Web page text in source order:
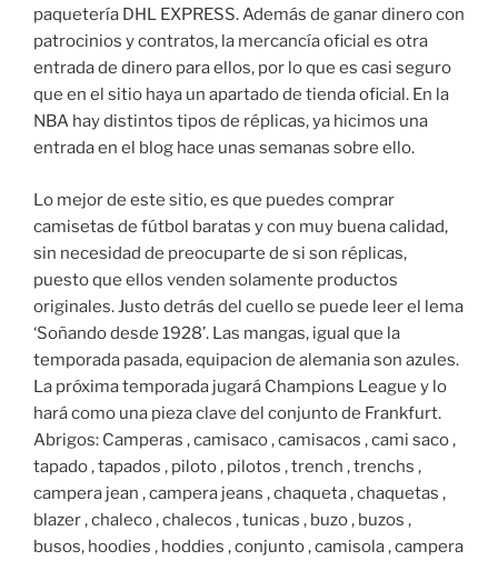
paquetería DHL EXPRESS. Además de ganar dinero con
patrocinios y contratos, la mercancía oficial es otra
entrada de dinero para ellos, por lo que es casi seguro
que en el sitio haya un apartado de tienda oficial. En la
NBA hay distintos tipos de réplicas, ya hicimos una
entrada en el blog hace unas semanas sobre ello.
Lo mejor de este sitio, es que puedes comprar
camisetas de fútbol baratas y con muy buena calidad,
sin necesidad de preocuparte de si son réplicas,
puesto que ellos venden solamente productos
originales. Justo detrás del cuello se puede leer el lema
‘Soñando desde 1928’. Las mangas, igual que la
temporada pasada, equipacion de alemania son azules.
La próxima temporada jugará Champions League y lo
hará como una pieza clave del conjunto de Frankfurt.
Abrigos: Camperas , camisaco , camisacos , cami saco ,
tapado , tapados , piloto , pilotos , trench , trenchs ,
campera jean , campera jeans , chaqueta , chaquetas ,
blazer , chaleco , chalecos , tunicas , buzo , buzos ,
busos, hoodies , hoddies , conjunto , camisola , campera